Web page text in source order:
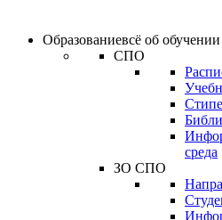
Образованиевсё об обучении
СПО
среда
ЗО СПО